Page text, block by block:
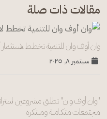
مقالات ذات صلة
وان أوف وان للتنمية تخطط لاستثمار أكثر من 150
سبتمبر ٨, ٢٠٢٥
"وان أوف وان" تطلق مشروعين
مجتمعات متكاملة ومبتكرة